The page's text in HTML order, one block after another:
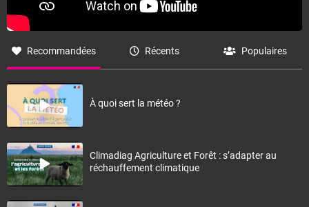
Recommandées Récents Populaires
À quoi sert la météo ?
Climadiag Agriculture et Forêt : s’adapter au
réchauffement climatique